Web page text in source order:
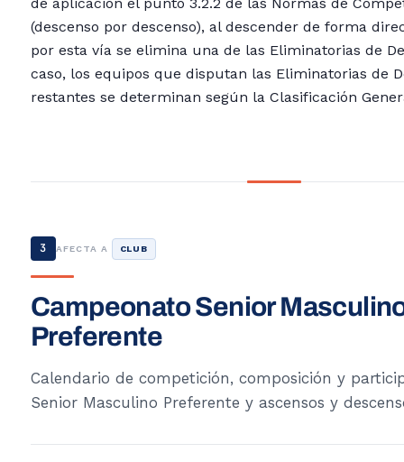
(descenso por descenso), al descender de forma
por esta vía se elimina una de las Eliminatorias de
caso, los equipos que disputan las Eliminatorias de
restantes se determinan según la Clasificación
3 AFECTA A CLUB
Campeonato Senior
Preferente
Calendario de competición, composición y
Senior Masculino Preferente y ascensos y